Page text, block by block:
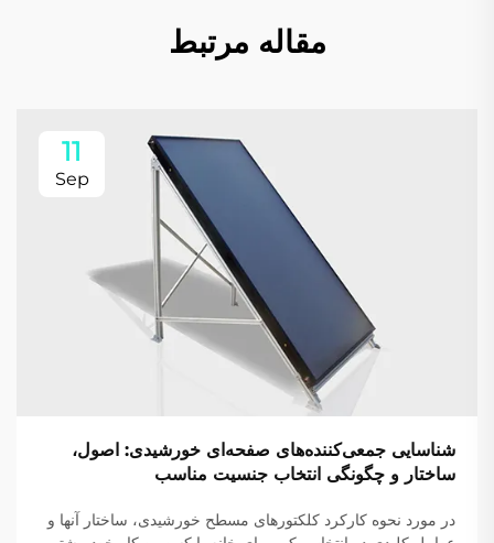
مقاله مرتبط
11
Sep
شناسایی جمعی‌کننده‌های صفحه‌ای خورشیدی: اصول،
ساختار و چگونگی انتخاب جنسیت مناسب
در مورد نحوه کارکرد کلکتورهای مسطح خورشیدی، ساختار آنها و